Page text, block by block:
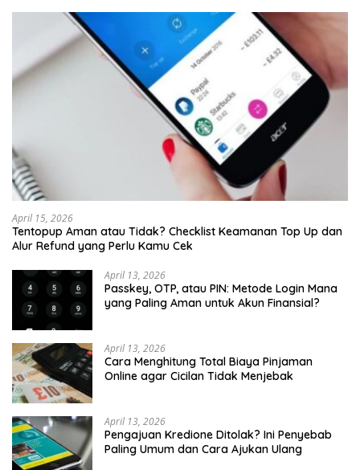
April 15, 2026
Tentopup Aman atau Tidak? Checklist Keamanan Top Up dan
Alur Refund yang Perlu Kamu Cek
April 13, 2026
Passkey, OTP, atau PIN: Metode Login Mana
yang Paling Aman untuk Akun Finansial?
April 13, 2026
Cara Menghitung Total Biaya Pinjaman
Online agar Cicilan Tidak Menjebak
April 13, 2026
Pengajuan Kredione Ditolak? Ini Penyebab
Paling Umum dan Cara Ajukan Ulang